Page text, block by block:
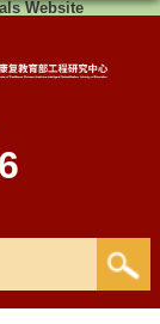
Website